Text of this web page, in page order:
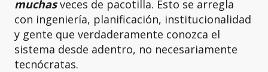
muchasveces de pacotilla. Esto se arregla
con ingeniería, planificación, institucionalidad
y gente que verdaderamente conozca el
sistema desde adentro, no necesariamente
tecnócratas.